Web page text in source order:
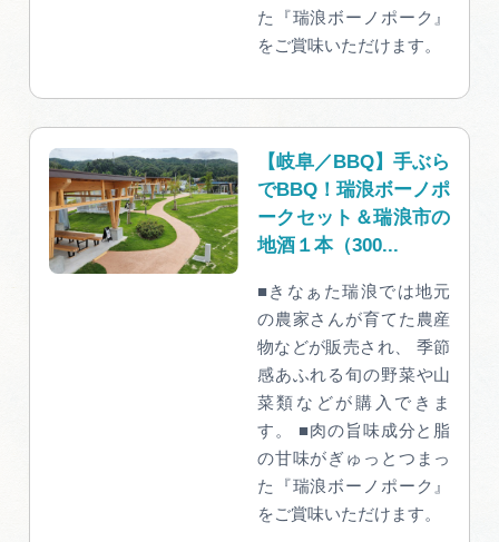
た『瑞浪ボーノポーク』
をご賞味いただけます。
【岐阜／BBQ】手ぶら
でBBQ！瑞浪ボーノポ
ークセット＆瑞浪市の
地酒１本（300...
■きなぁた瑞浪では地元
の農家さんが育てた農産
物などが販売され、 季節
感あふれる旬の野菜や山
菜類などが購入できま
す。 ■肉の旨味成分と脂
の甘味がぎゅっとつまっ
た『瑞浪ボーノポーク』
をご賞味いただけます。